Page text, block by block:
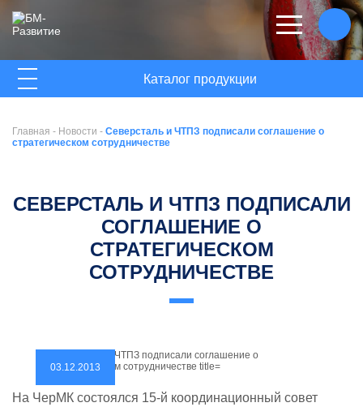
ГЛАВНАЯ
НОВОСТИ
Каталог продукции
Главная - Новости - Северсталь и ЧТПЗ подписали соглашение о
стратегическом сотрудничестве
СЕВЕРСТАЛЬ И ЧТПЗ ПОДПИСАЛИ
СОГЛАШЕНИЕ О
СТРАТЕГИЧЕСКОМ
СОТРУДНИЧЕСТВЕ
03.12.2013
На ЧерМК состоялся 15-й координационный совет